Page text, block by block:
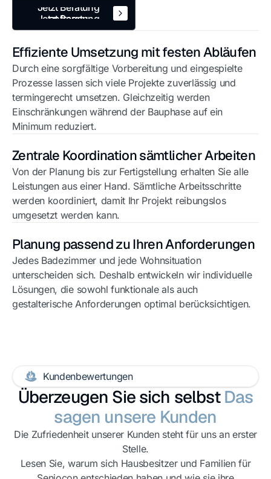
Jetzt Beratung
anfragen
Jetzt Beratung
anfragen
Effiziente Umsetzung mit festen Abläufen
Durch eine sorgfältige Vorbereitung und eingespielte
Prozesse lassen sich viele Projekte zuverlässig und
termingerecht umsetzen. Gleichzeitig werden
Einschränkungen während der Bauphase auf ein
Minimum reduziert.
Zentrale Koordination sämtlicher Arbeiten
Von der Planung bis zur Fertigstellung erhalten Sie alle
Leistungen aus einer Hand. Sämtliche Arbeitsschritte
werden koordiniert, damit Ihr Projekt reibungslos
umgesetzt werden kann.
Planung passend zu Ihren Anforderungen
Jedes Badezimmer und jede Wohnsituation
unterscheiden sich. Deshalb entwickeln wir individuelle
Lösungen, die sowohl funktionale als auch
gestalterische Anforderungen optimal berücksichtigen.
Kundenbewertungen
Überzeugen Sie sich selbstDas
sagen unsere Kunden
Die Zufriedenheit unserer Kunden steht für uns an erster
Stelle.
Lesen Sie, warum sich Hausbesitzer und Familien für